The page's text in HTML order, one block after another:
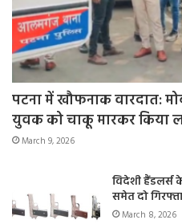
पटना में खौफनाक वारदात:
युवक को चाकू मारकर किया
March 9, 2026
विदेशी हैंडलर्स
समेत दो
March 8, 2026